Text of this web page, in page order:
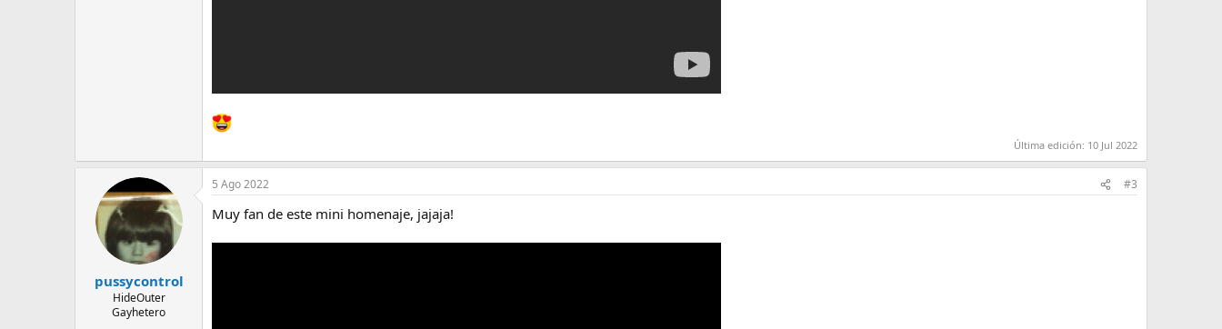
Última edición: 10 Jul 2022
pussycontrol
HideOuter
Gayhetero
5 Ago 2022 #3
Muy fan de este mini homenaje, jajaja!